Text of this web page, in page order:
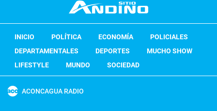
INICIO POLÍTICA ECONOMÍA
POLICIALES
DEPARTAMENTALES
DEPORTES
MUCHO SHOW
LIFESTYLE
MUNDO SOCIEDAD
ACONCAGUA RADIO